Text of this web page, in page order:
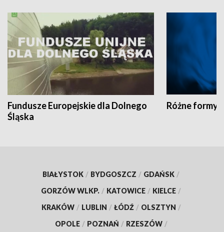
Fundusze Europejskie dla Dolnego
Śląska
Różne formy
BIAŁYSTOK / BYDGOSZCZ / GDAŃSK /
GORZÓW WLKP. / KATOWICE / KIELCE /
KRAKÓW / LUBLIN / ŁÓDŹ / OLSZTYN /
OPOLE / POZNAŃ / RZESZÓW /